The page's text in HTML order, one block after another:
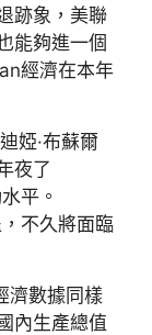
跡象，美聯
能夠進一個
經濟在本年
婭·布蘇爾
夜了
平。
不久將面臨
濟數據同樣
內生產總值